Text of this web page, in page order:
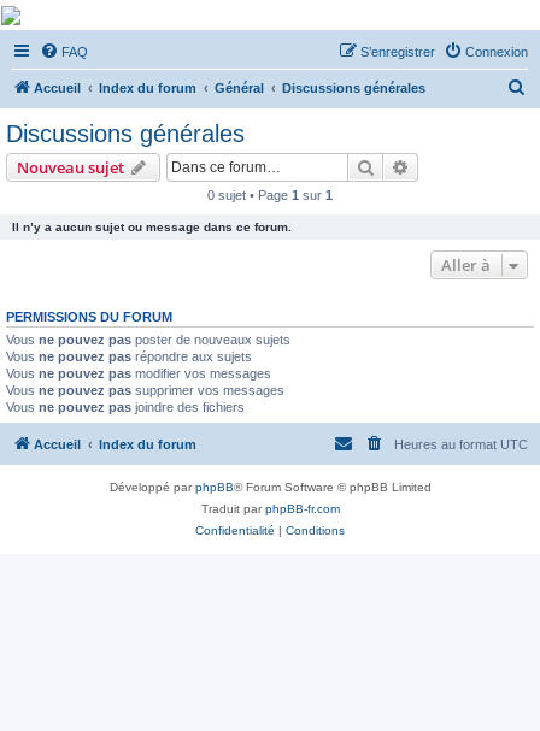
De Musicae Militari -
Forums
Forums de discussions
FAQ Connexion
S’enregistrer
Accueil Index du forum Général Discussions générales
Discussions générales
Nouveau sujet Rechercher
0 sujet • Page 1 sur 1
Il n’y a aucun sujet ou message dans ce forum.
Aller à
PERMISSIONS DU FORUM
Vous ne pouvez pas poster de nouveaux sujets
Vous ne pouvez pas répondre aux sujets
Vous ne pouvez pas modifier vos messages
Vous ne pouvez pas supprimer vos messages
Vous ne pouvez pas joindre des fichiers
Accueil Index du forum Heures au format UTC
Développé parphpBB® Forum Software © phpBB Limited
Traduit parphpBB-fr.com
Confidentialité | Conditions